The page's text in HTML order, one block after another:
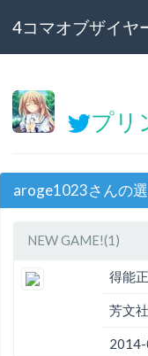
4コマオブザイヤ
プリ
aroge1023さんの
NEW GAME!(1)
得能
芳文社